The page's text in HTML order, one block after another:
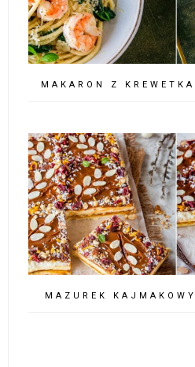
MAKARON Z
MAZUREK